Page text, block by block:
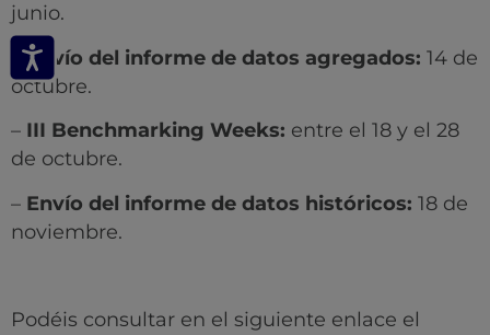
junio.
–Envío del informe de datos agregados: 14 de
octubre.
– III Benchmarking Weeks: entre el 18 y el 28
de octubre.
– Envío del informe de datos históricos: 18 de
noviembre.
Podéis consultar en el siguiente enlace el